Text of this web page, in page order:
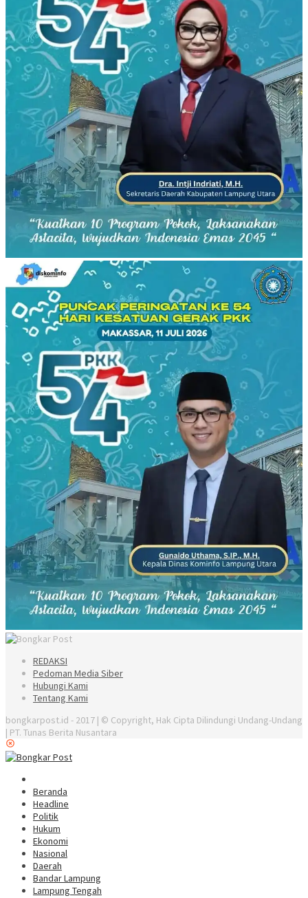
REDAKSI
Pedoman Media Siber
Hubungi Kami
Tentang Kami
bongkarpost.id - 2017 | © Copyright, Hak Cipta Dilindungi Undang-Undang
| PT. Tunas Berita Nusantara
Beranda
Headline
Politik
Hukum
Ekonomi
Nasional
Daerah
Bandar Lampung
Lampung Tengah